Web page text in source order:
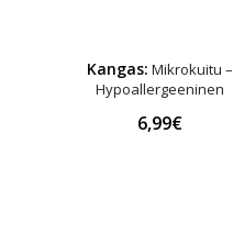
Kangas: Mikrokuitu –
Hypoallergeeninen
6,99€